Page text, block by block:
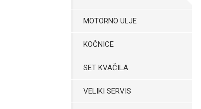
MOTORNO ULJE
KOČNICE
SET KVAČILA
VELIKI SERVIS